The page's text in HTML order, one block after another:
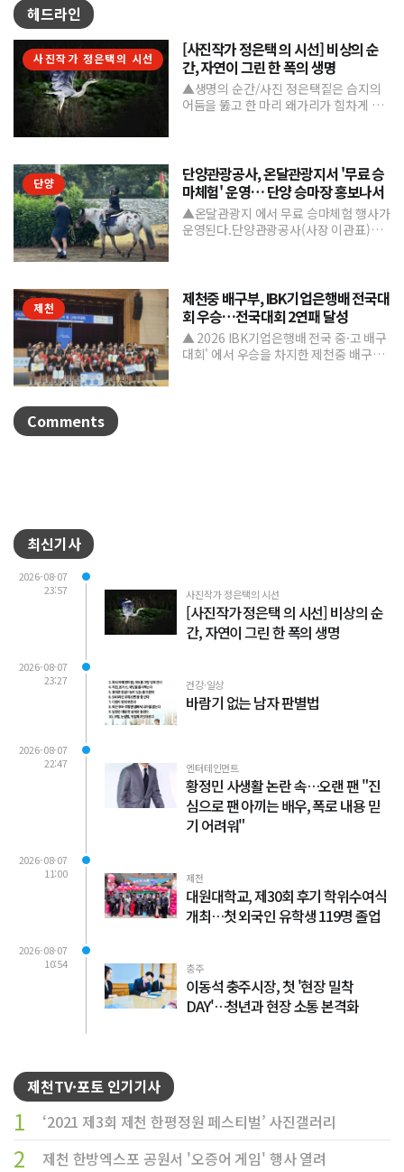
헤드라인
사진작가 정은택의 시선
[사진작가 정은택 의 시선] 비상의 순
간, 자연이 그린 한 폭의 생명
▲생명의 순간/사진 정은택짙은 습지의
어둠을 뚫고 한 마리 왜가리가 힘차게 날
단양
단양관광공사, 온달관광지서 '무료 승
마체험' 운영… 단양 승마장 홍보나서
▲온달관광지 에서 무료 승마체험 행사가
운영된다.단양관광공사(사장 이관표)가
제천
제천중 배구부, IBK기업은행배 전국대
회 우승…전국대회 2연패 달성
▲ 2026 IBK기업은행배 전국 중·고 배구
대회' 에서 우승을 차지한 제천중 배구부.
Comments
최신기사
2026-08-07
23:57
사진작가 정은택의 시선
[사진작가 정은택 의 시선] 비상의 순
간, 자연이 그린 한 폭의 생명
2026-08-07
23:27
건강·일상
바람기 없는 남자 판별법
2026-08-07
22:47
엔터테인먼트
황정민 사생활 논란 속…오랜 팬 "진
심으로 팬 아끼는 배우, 폭로 내용 믿
기 어려워"
2026-08-07
11:00
제천
대원대학교, 제30회 후기 학위수여식
개최…첫 외국인 유학생 119명 졸업
2026-08-07
10:54
충주
이동석 충주시장, 첫 '현장 밀착
DAY'…청년과 현장 소통 본격화
제천TV·포토 인기기사
1 ‘2021 제3회 제천 한평정원 페스티벌’ 사진갤러리
2 제천 한방엑스포 공원서 '오증어 게임' 행사 열려